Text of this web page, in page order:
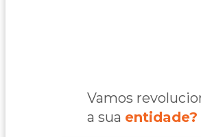
Vamos
a sua entidade?